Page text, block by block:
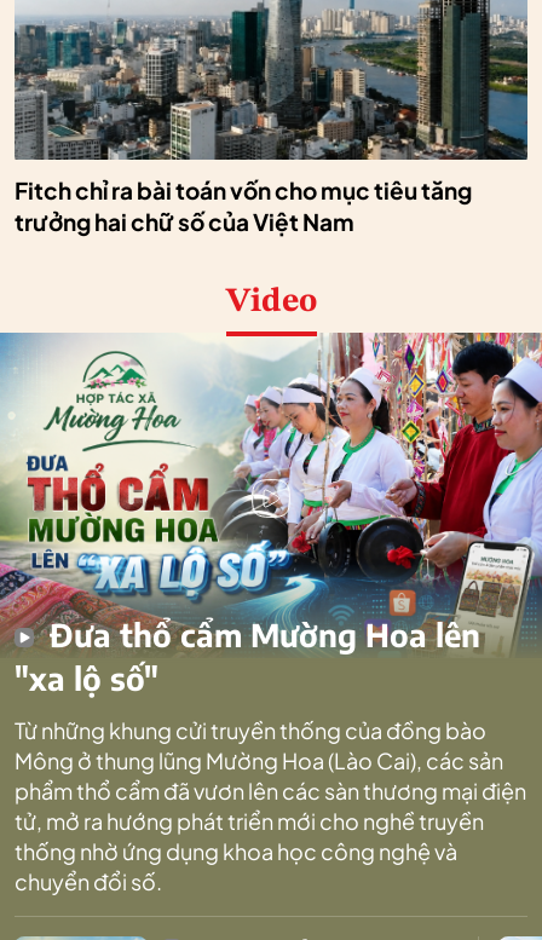
Fitch chỉ ra bài toán vốn cho mục tiêu tăng
trưởng hai chữ số của Việt Nam
Video
Đưa thổ cẩm Mường Hoa lên
"xa lộ số"
Từ những khung cửi truyền thống của đồng bào
Mông ở thung lũng Mường Hoa (Lào Cai), các sản
phẩm thổ cẩm đã vươn lên các sàn thương mại điện
tử, mở ra hướng phát triển mới cho nghề truyền
thống nhờ ứng dụng khoa học công nghệ và
chuyển đổi số.